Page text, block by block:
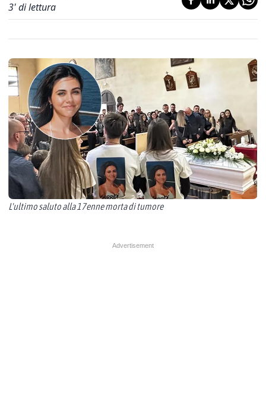
3' di lettura
L'ultimo saluto alla 17enne morta di tumore